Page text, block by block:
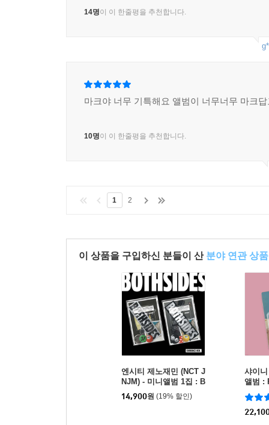
14명이 이 한줄평을 추천합니다.
마크야 너무 기특해요 앨범이 너무너무 마크
10명이 이 한줄평을 추천합니다.
1 2
이 상품을 구입하신 분들이 산 분야 연관 상품
엔시티 제노재민 (NCT J
NJM) - 미니앨범 1집 : B
OTH SIDES [EVIDENC
E Ver.](스마트앨범) [2종
14,900원 (19% 할인)
샤이
앨범 :
Ver.]